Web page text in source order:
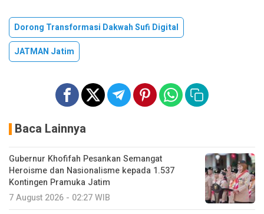
Dorong Transformasi Dakwah Sufi Digital
JATMAN Jatim
Baca Lainnya
Gubernur Khofifah Pesankan Semangat
Heroisme dan Nasionalisme kepada 1.537
Kontingen Pramuka Jatim
7 August 2026 - 02:27 WIB